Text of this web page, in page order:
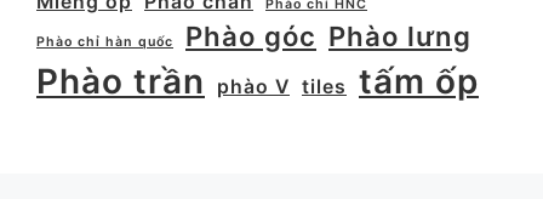
Phào chỉ HNC
Phào chỉ hàn quốc Phào góc Phào lưng
Phào trần phào V tiles tấm ốp